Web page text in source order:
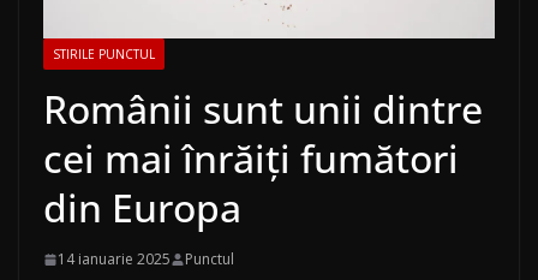
STIRILE PUNCTUL
Românii sunt unii dintre
cei mai înrăiţi fumători
din Europa
14 ianuarie 2025 Punctul